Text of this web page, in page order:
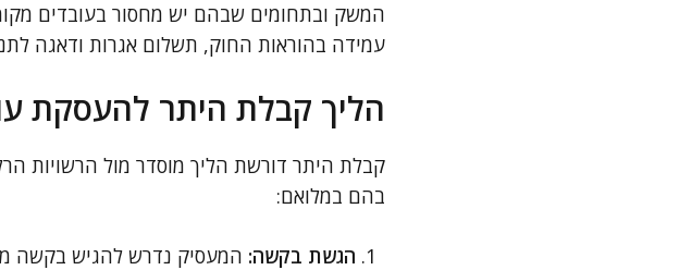
המשק ובתחומים שבהם יש מחסור בעובדים
עמידה בהוראות החוק, תשלום אגרות ודאגה
הליך קבלת היתר להעסקת
קבלת היתר דורשת הליך מוסדר מול הרשויות
בהם במלואם:
הגשת בקשה: המעסיק נדרש להגיש בקשה